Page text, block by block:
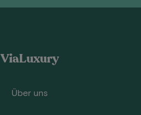
ViaLuxury
Über uns